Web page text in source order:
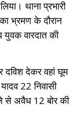
थाना प्रभारी
भ्रमण के दौरान
युवक वारदात की
दविश देकर वहां घूम
22 निवासी
से अवैध 12 बोर की